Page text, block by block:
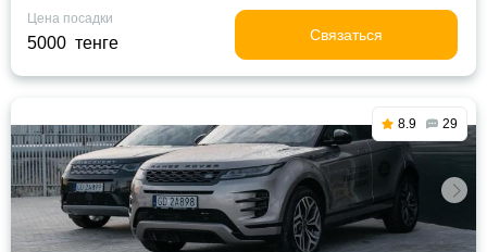
Цена посадки
5000 тенге Связаться
8.9 29